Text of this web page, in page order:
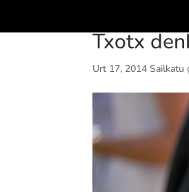
Txotx
Urt 17, 2014 Sailkatu